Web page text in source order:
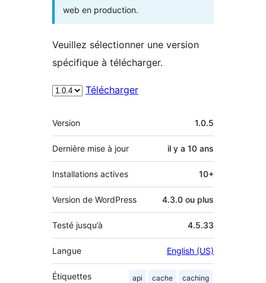
web en production.
Veuillez sélectionner une version
spécifique à télécharger.
Télécharger
Méta
Version 1.0.5
Dernière mise à jour il y a 10 ans
Installations actives 10+
Version de WordPress 4.3.0 ou plus
Testé jusqu’à 4.5.33
Langue English (US)
Étiquettes api cache caching